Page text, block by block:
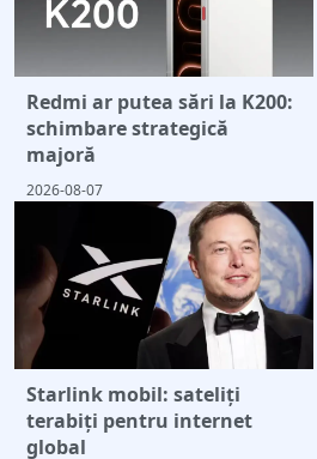
Redmi ar putea sări la K200:
schimbare strategică
majoră
2026-08-07
Starlink mobil: sateliți
terabiți pentru internet
global